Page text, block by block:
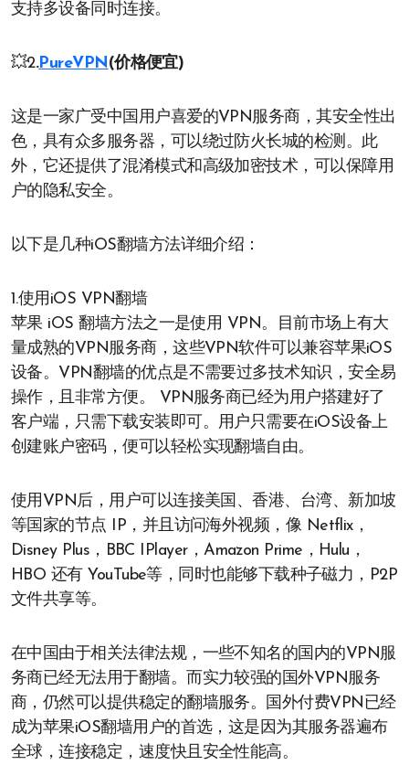
支持多设备同时连接。
💥2.PureVPN(价格便宜)
这是一家广受中国用户喜爱的VPN服务商，其安全性出
色，具有众多服务器，可以绕过防火长城的检测。此
外，它还提供了混淆模式和高级加密技术，可以保障用
户的隐私安全。
以下是几种iOS翻墙方法详细介绍：
1.使用iOS VPN翻墙
苹果 iOS 翻墙方法之一是使用 VPN。目前市场上有大
量成熟的VPN服务商，这些VPN软件可以兼容苹果iOS
设备。VPN翻墙的优点是不需要过多技术知识，安全易
操作，且非常方便。 VPN服务商已经为用户搭建好了
客户端，只需下载安装即可。用户只需要在iOS设备上
创建账户密码，便可以轻松实现翻墙自由。
使用VPN后，用户可以连接美国、香港、台湾、新加坡
等国家的节点 IP，并且访问海外视频，像 Netflix，
Disney Plus，BBC IPlayer，Amazon Prime，Hulu，
HBO 还有 YouTube等，同时也能够下载种子磁力，P2P
文件共享等。
在中国由于相关法律法规，一些不知名的国内的VPN服
务商已经无法用于翻墙。而实力较强的国外VPN服务
商，仍然可以提供稳定的翻墙服务。国外付费VPN已经
成为苹果iOS翻墙用户的首选，这是因为其服务器遍布
全球，连接稳定，速度快且安全性能高。